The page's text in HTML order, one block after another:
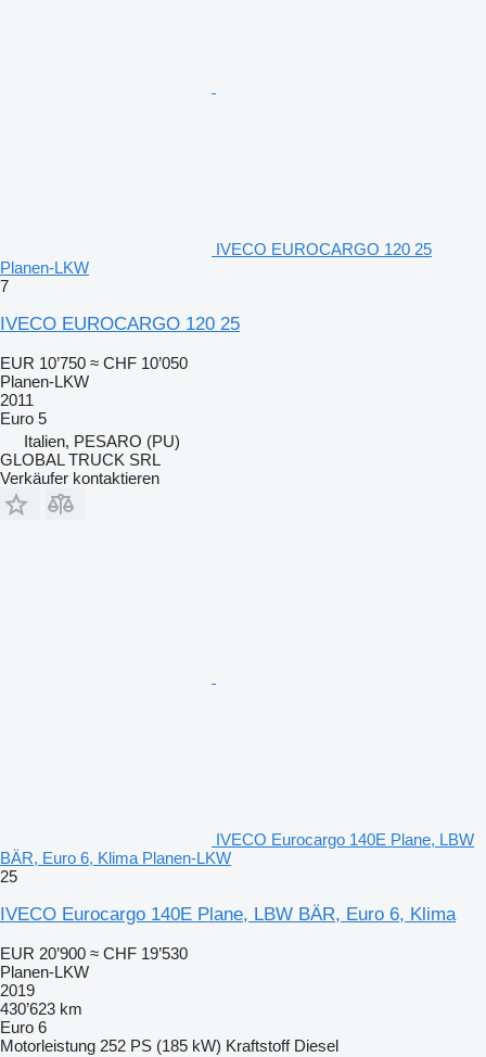
IVECO EUROCARGO 120 25
Planen-LKW
7
IVECO EUROCARGO 120 25
EUR 10’750 ≈ CHF 10’050
Planen-LKW
2011
Euro 5
Italien, PESARO (PU)
GLOBAL TRUCK SRL
Verkäufer kontaktieren
IVECO Eurocargo 140E Plane, LBW
BÄR, Euro 6, Klima Planen-LKW
25
IVECO Eurocargo 140E Plane, LBW BÄR, Euro 6, Klima
EUR 20’900 ≈ CHF 19’530
Planen-LKW
2019
430’623 km
Euro 6
Motorleistung 252 PS (185 kW) Kraftstoff Diesel